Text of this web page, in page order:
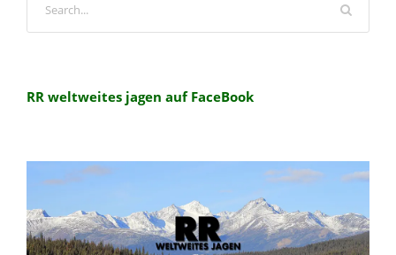
RR weltweites jagen auf FaceBook